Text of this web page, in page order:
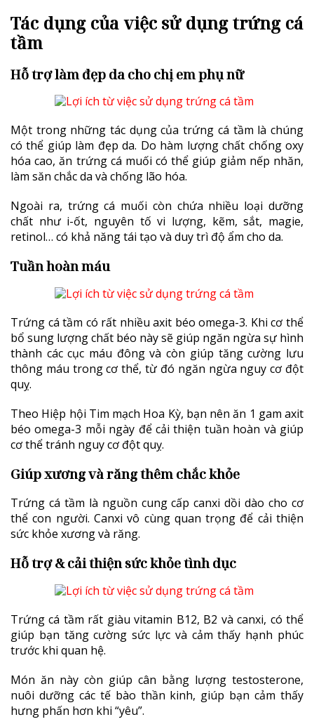
Tác dụng của việc sử dụng trứng cá
tầm
Hỗ trợ làm đẹp da cho chị em phụ nữ
Một trong những tác dụng của trứng cá tầm là chúng
có thể giúp làm đẹp da. Do hàm lượng chất chống oxy
hóa cao, ăn trứng cá muối có thể giúp giảm nếp nhăn,
làm săn chắc da và chống lão hóa.
Ngoài ra, trứng cá muối còn chứa nhiều loại dưỡng
chất như i-ốt, nguyên tố vi lượng, kẽm, sắt, magie,
retinol… có khả năng tái tạo và duy trì độ ẩm cho da.
Tuần hoàn máu
Trứng cá tầm có rất nhiều axit béo omega-3. Khi cơ thể
bổ sung lượng chất béo này sẽ giúp ngăn ngừa sự hình
thành các cục máu đông và còn giúp tăng cường lưu
thông máu trong cơ thể, từ đó ngăn ngừa nguy cơ đột
quỵ.
Theo Hiệp hội Tim mạch Hoa Kỳ, bạn nên ăn 1 gam axit
béo omega-3 mỗi ngày để cải thiện tuần hoàn và giúp
cơ thể tránh nguy cơ đột quỵ.
Giúp xương và răng thêm chắc khỏe
Trứng cá tầm là nguồn cung cấp canxi dồi dào cho cơ
thể con người. Canxi vô cùng quan trọng để cải thiện
sức khỏe xương và răng.
Hỗ trợ & cải thiện sức khỏe tình dục
Trứng cá tầm rất giàu vitamin B12, B2 và canxi, có thể
giúp bạn tăng cường sức lực và cảm thấy hạnh phúc
trước khi quan hệ.
Món ăn này còn giúp cân bằng lượng testosterone,
nuôi dưỡng các tế bào thần kinh, giúp bạn cảm thấy
hưng phấn hơn khi “yêu”.